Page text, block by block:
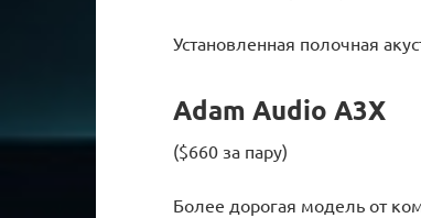
Установленная полочная
Adam Audio A3X
($660 за пару)
Более дорогая модель от